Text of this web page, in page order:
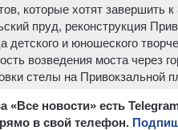
которые хотят завершить
пруд, реконструкция
детского и юношеского
возведения моста через
стелы на Привокзальной
«Все новости» есть
в свой телефон.